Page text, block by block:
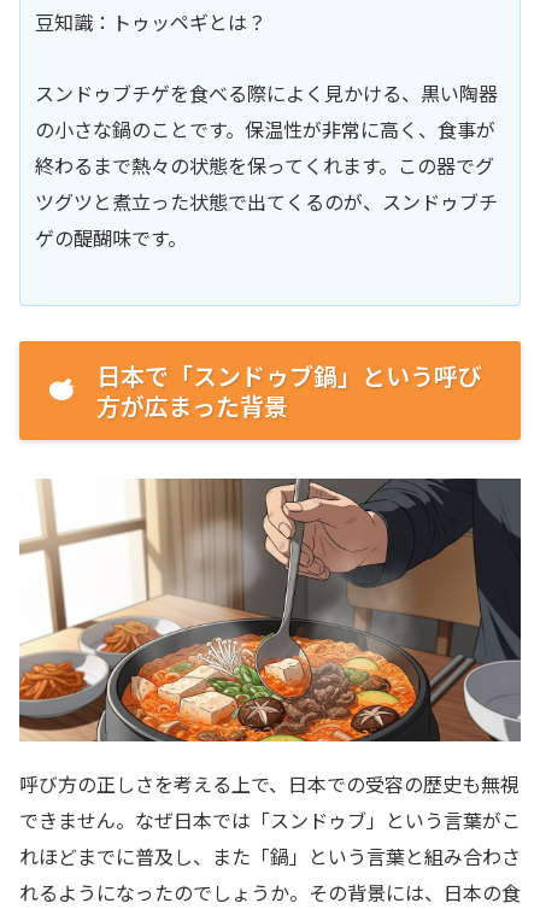
豆知識：トゥッペギとは？
スンドゥブチゲを食べる際によく見かける、黒い陶器
の小さな鍋のことです。保温性が非常に高く、食事が
終わるまで熱々の状態を保ってくれます。この器でグ
ツグツと煮立った状態で出てくるのが、スンドゥブチ
ゲの醍醐味です。
日本で「スンドゥブ鍋」という呼び
方が広まった背景
呼び方の正しさを考える上で、日本での受容の歴史も無視
できません。なぜ日本では「スンドゥブ」という言葉がこ
れほどまでに普及し、また「鍋」という言葉と組み合わさ
れるようになったのでしょうか。その背景には、日本の食